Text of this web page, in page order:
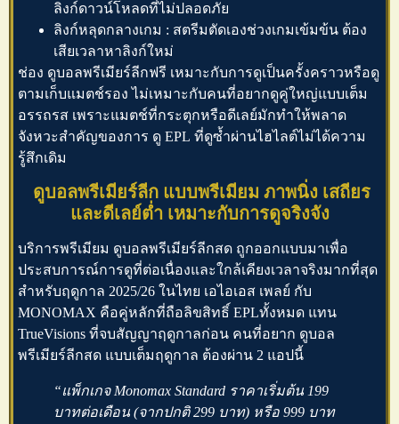
ลิงก์ดาวน์โหลดที่ไม่ปลอดภัย
ลิงก์หลุดกลางเกม : สตรีมตัดเองช่วงเกมเข้มข้น ต้อง
เสียเวลาหาลิงก์ใหม่
ช่อง ดูบอลพรีเมียร์ลีกฟรี เหมาะกับการดูเป็นครั้งคราวหรือดู
ตามเก็บแมตช์รอง ไม่เหมาะกับคนที่อยากดูคู่ใหญ่แบบเต็ม
อรรถรส เพราะแมตช์ที่กระตุกหรือดีเลย์มักทำให้พลาด
จังหวะสำคัญของการ ดู EPL ที่ดูซ้ำผ่านไฮไลต์ไม่ได้ความ
รู้สึกเดิม
ดูบอลพรีเมียร์ลีก แบบพรีเมียม ภาพนิ่ง เสถียร
และดีเลย์ต่ำ เหมาะกับการดูจริงจัง
บริการพรีเมียม ดูบอลพรีเมียร์ลีกสด ถูกออกแบบมาเพื่อ
ประสบการณ์การดูที่ต่อเนื่องและใกล้เคียงเวลาจริงมากที่สุด
สำหรับฤดูกาล 2025/26 ในไทย เอไอเอส เพลย์ กับ
MONOMAX คือคู่หลักที่ถือลิขสิทธิ์ EPLทั้งหมด แทน
TrueVisions ที่จบสัญญาฤดูกาลก่อน คนที่อยาก ดูบอล
พรีเมียร์ลีกสด แบบเต็มฤดูกาล ต้องผ่าน 2 แอปนี้
“แพ็กเกจ Monomax Standard ราคาเริ่มต้น 199
บาทต่อเดือน (จากปกติ 299 บาท) หรือ 999 บาท